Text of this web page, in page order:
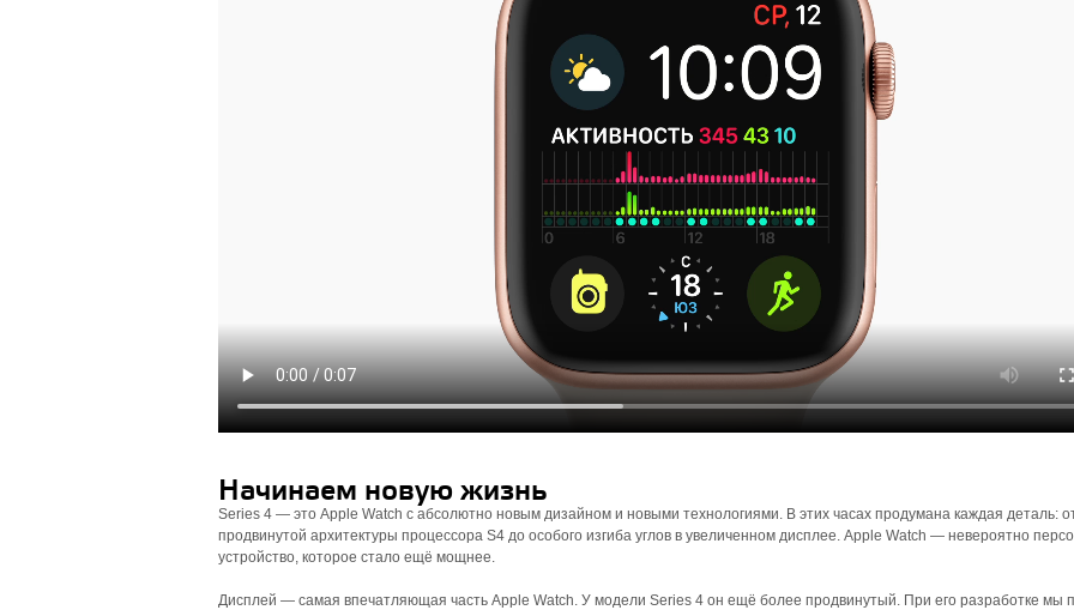
Начинаем новую жизнь
Series 4 — это Apple Watch с абсолютно новым дизайном и новыми технологиями. В этих часах продумана каждая деталь:
продвинутой архитектуры процессора S4 до особого изгиба углов в увеличенном дисплее. Apple Watch — невероятно
устройство, которое стало ещё мощнее.
Дисплей — самая впечатляющая часть Apple Watch. У модели Series 4 он ещё более продвинутый. При его разработке мы